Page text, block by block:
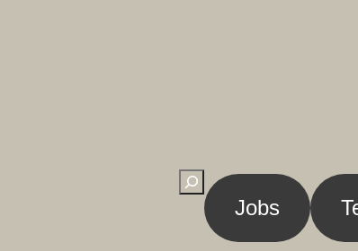
Suchen
Jobs